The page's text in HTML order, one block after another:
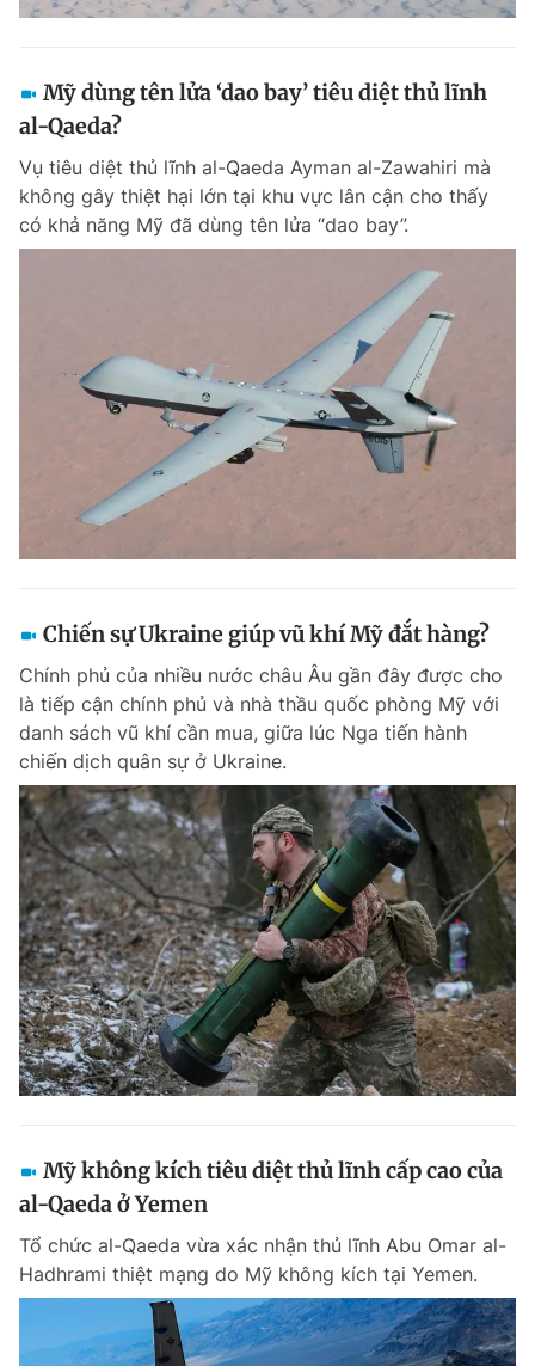
Mỹ dùng tên lửa ‘dao bay’ tiêu diệt thủ lĩnh
al-Qaeda?
Vụ tiêu diệt thủ lĩnh al-Qaeda Ayman al-Zawahiri mà
không gây thiệt hại lớn tại khu vực lân cận cho thấy
có khả năng Mỹ đã dùng tên lửa “dao bay”.
Chiến sự Ukraine giúp vũ khí Mỹ đắt hàng?
Chính phủ của nhiều nước châu Âu gần đây được cho
là tiếp cận chính phủ và nhà thầu quốc phòng Mỹ với
danh sách vũ khí cần mua, giữa lúc Nga tiến hành
chiến dịch quân sự ở Ukraine.
Mỹ không kích tiêu diệt thủ lĩnh cấp cao của
al-Qaeda ở Yemen
Tổ chức al-Qaeda vừa xác nhận thủ lĩnh Abu Omar al-
Hadhrami thiệt mạng do Mỹ không kích tại Yemen.